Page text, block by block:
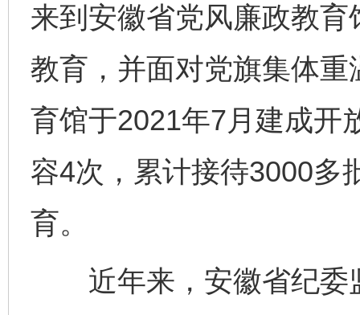
来到安徽省党风廉政教
教育，并面对党旗集体
育馆于2021年7月建成开
容4次，累计接待3000多
育。
近年来，安徽省纪委